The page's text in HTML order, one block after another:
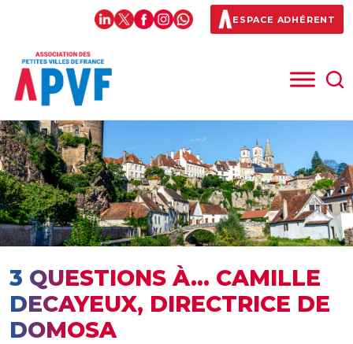
ESPACE ADHÉRENT
3 QUESTIONS À… CAMILLE
DECAYEUX, DIRECTRICE DE
DOMOSA